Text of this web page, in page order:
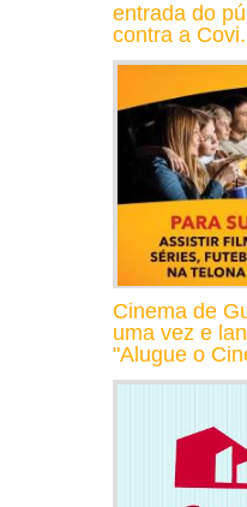
entrada do
contra a
Cinema de
uma vez e
"Alugue o